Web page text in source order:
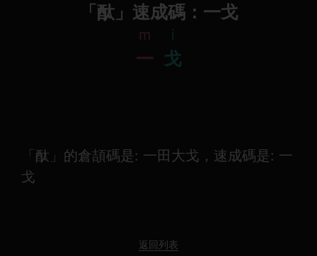
「酞」速成碼：一戈
m
一
i
戈
「酞」的倉頡碼是: 一田大戈，速成碼是: 一
戈
返回列表